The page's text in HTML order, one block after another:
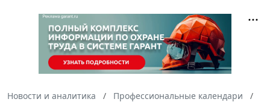
Новости и аналитика
Профессиональные календари